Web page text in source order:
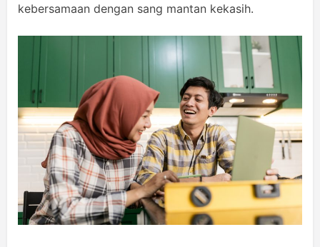
kebersamaan dengan sang mantan kekasih.